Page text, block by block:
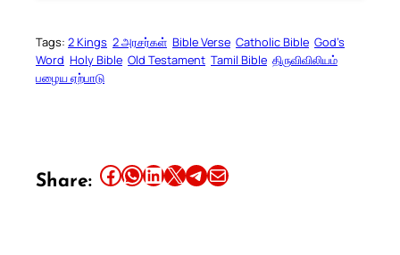
Tags: 2 Kings 2 அரசர்கள் Bible Verse Catholic Bible God’s
Word Holy Bible Old Testament Tamil Bible திருவிவிலியம்
பழைய ஏற்பாடு
Share: Share this article on Facebook Share this article on WhatsApp Share this article on LinkedIn Share this article on X Share this article on TelegramEmail this Article